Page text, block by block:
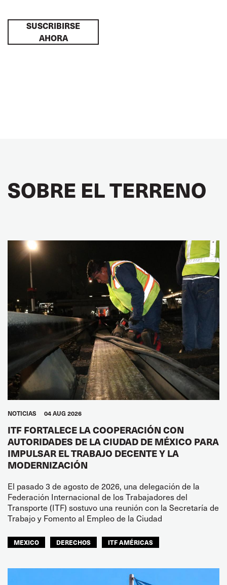
SUSCRIBIRSE
AHORA
SOBRE EL TERRENO
NOTICIAS 04 AUG 2026
ITF FORTALECE LA COOPERACIÓN CON
AUTORIDADES DE LA CIUDAD DE MÉXICO PARA
IMPULSAR EL TRABAJO DECENTE Y LA
MODERNIZACIÓN
El pasado 3 de agosto de 2026, una delegación de la
Federación Internacional de los Trabajadores del
Transporte (ITF) sostuvo una reunión con la Secretaría de
Trabajo y Fomento al Empleo de la Ciudad
MEXICO DERECHOS ITF AMÉRICAS